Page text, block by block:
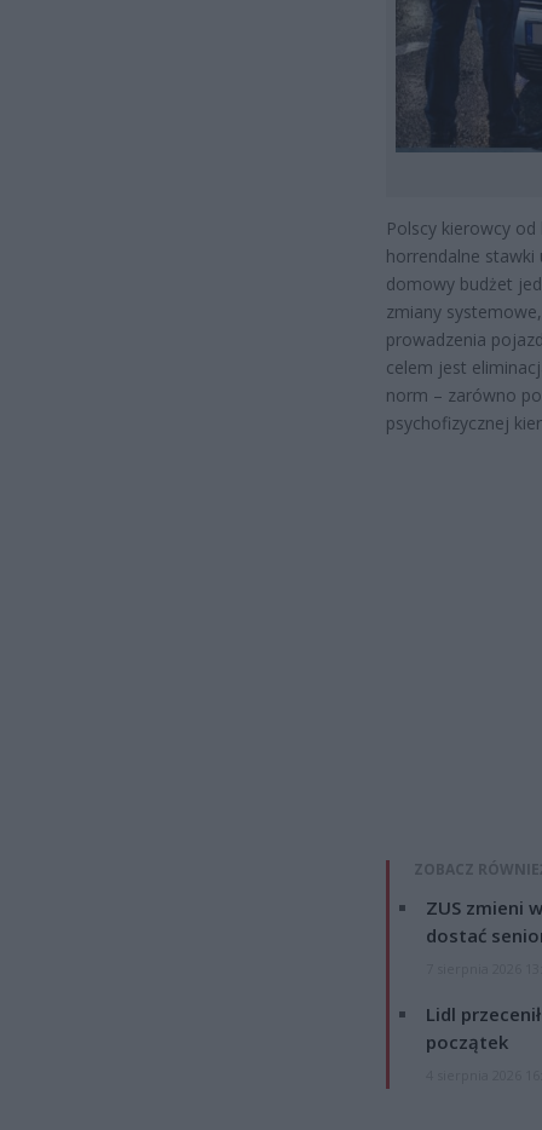
Polscy kierowcy
horrendalne
domowy budżet
zmiany
prowadzenia
celem jest
norm – zarówno
psychofizycznej
ZOBACZ
ZUS zmieni
dostać
Lidl
początek